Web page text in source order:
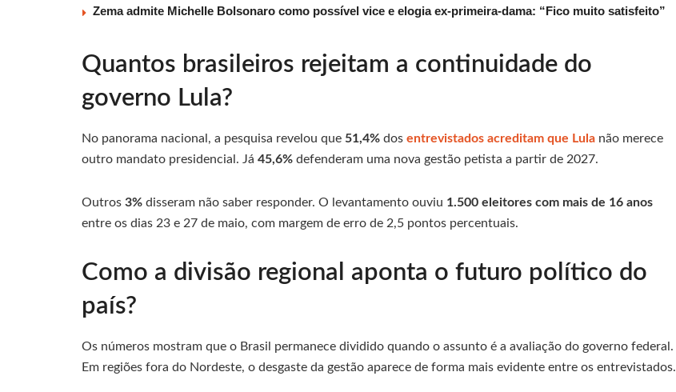
Zema admite Michelle Bolsonaro como possível vice e elogia ex-primeira-dama: “Fico muito satisfeito”
Quantos brasileiros rejeitam a continuidade do
governo Lula?
No panorama nacional, a pesquisa revelou que 51,4% dos entrevistados acreditam que Lula não merece
outro mandato presidencial. Já 45,6% defenderam uma nova gestão petista a partir de 2027.
Outros 3% disseram não saber responder. O levantamento ouviu 1.500 eleitores com mais de 16 anos
entre os dias 23 e 27 de maio, com margem de erro de 2,5 pontos percentuais.
Como a divisão regional aponta o futuro político do
país?
Os números mostram que o Brasil permanece dividido quando o assunto é a avaliação do governo federal.
Em regiões fora do Nordeste, o desgaste da gestão aparece de forma mais evidente entre os entrevistados.